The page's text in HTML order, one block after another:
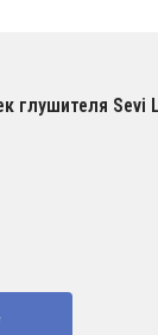
глушителя Sevi